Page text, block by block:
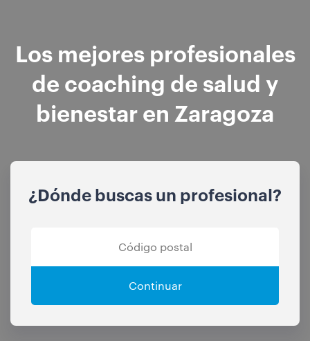
Los mejores profesionales
de coaching de salud y
bienestar en Zaragoza
¿Dónde buscas un profesional?
Continuar